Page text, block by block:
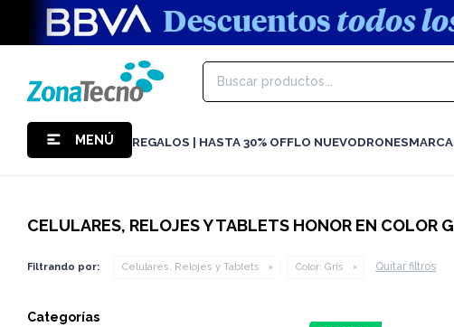
MENÚ REGALOS | HASTA 30% OFFLO NUEVODRONES
CELULARES, RELOJES Y TABLETS HONOR EN COLOR
Filtrando por: Celulares, Relojes y Tablets Color: Gris Quitar filtros
Categorías